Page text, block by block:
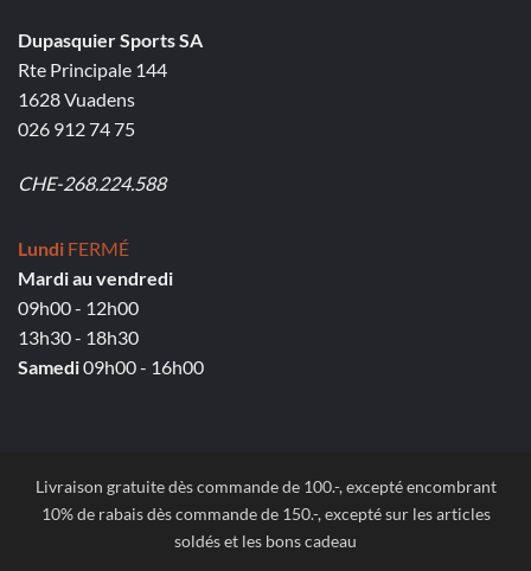
Dupasquier Sports SA
Rte Principale 144
1628 Vuadens
026 912 74 75
CHE-268.224.588
Lundi FERMÉ
Mardi au vendredi
09h00 - 12h00
13h30 - 18h30
Samedi09h00 - 16h00
Livraison gratuite dès commande de 100.-, excepté encombrant
10% de rabais dès commande de 150.-, excepté sur les articles
soldés et les bons cadeau